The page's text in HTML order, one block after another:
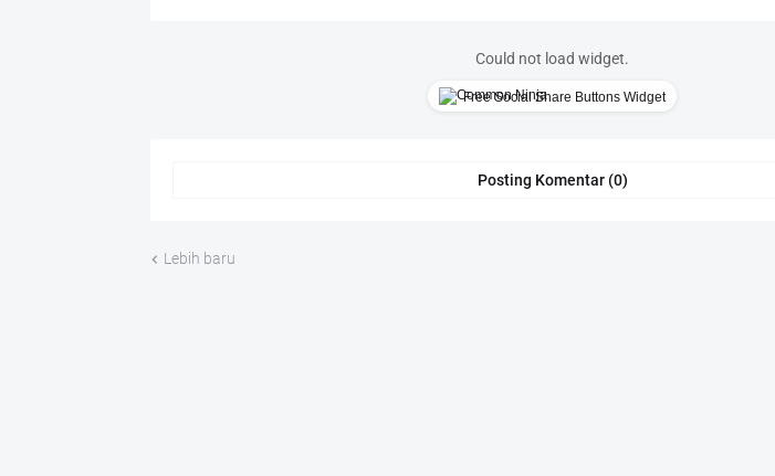
Could not load widget.
Free Social Share Buttons Widget
Posting Komentar (0)
Lebih baru